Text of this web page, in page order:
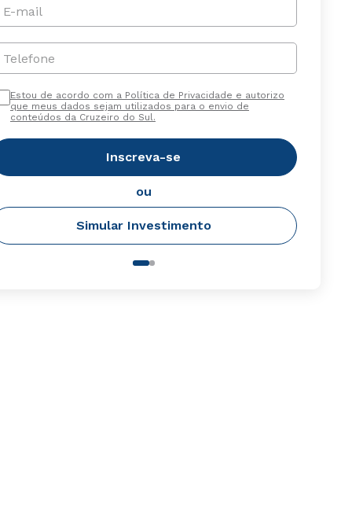
E-mail
Telefone
Estou de acordo com a Política de Privacidade e autorizo
que meus dados sejam utilizados para o envio de
conteúdos da Cruzeiro do Sul.
Inscreva-se
ou
Simular Investimento